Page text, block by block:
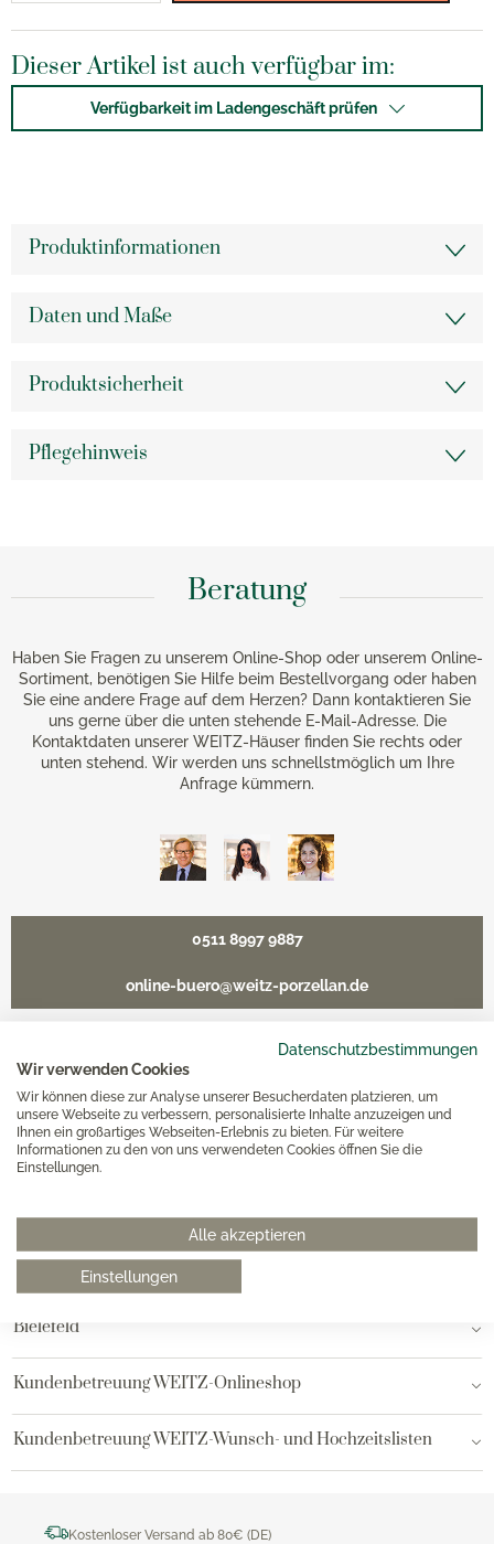
Datenschutzbestimmungen
Wir verwenden Cookies
Wir können diese zur Analyse unserer Besucherdaten platzieren, um
unsere Webseite zu verbessern, personalisierte Inhalte anzuzeigen und
Ihnen ein großartiges Webseiten-Erlebnis zu bieten. Für weitere
Informationen zu den von uns verwendeten Cookies öffnen Sie die
Einstellungen.
Alle akzeptieren
Einstellungen
Dieser Artikel ist auch verfügbar im:
Verfügbarkeit im Ladengeschäft prüfen
Produktinformationen
Daten und Maße
Produktsicherheit
Pflegehinweis
Beratung
Haben Sie Fragen zu unserem Online-Shop oder unserem Online-
Sortiment, benötigen Sie Hilfe beim Bestellvorgang oder haben
Sie eine andere Frage auf dem Herzen? Dann kontaktieren Sie
uns gerne über die unten stehende E-Mail-Adresse. Die
Kontaktdaten unserer WEITZ-Häuser finden Sie rechts oder
unten stehend. Wir werden uns schnellstmöglich um Ihre
Anfrage kümmern.
0511 8997 9887
online-buero@weitz-porzellan.de
Unsere Häuser
Hannover
Hamburg am Neuen Wall
Hamburg AEZ
Bielefeld
Kundenbetreuung WEITZ-Onlineshop
Kundenbetreuung WEITZ-Wunsch- und Hochzeitslisten
Kostenloser Versand ab 80€ (DE)